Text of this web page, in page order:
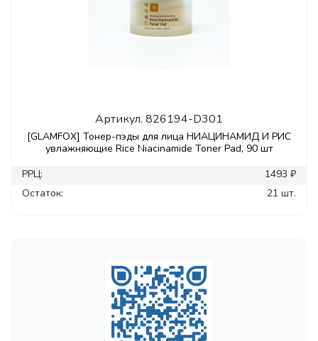
Артикул. 826194-D301
[GLAMFOX] Тонер-пэды для лица НИАЦИНАМИД И РИС
увлажняющие Rice Niacinamide Toner Pad, 90 шт
РРЦ:
1493 ₽
Остаток:
21 шт.